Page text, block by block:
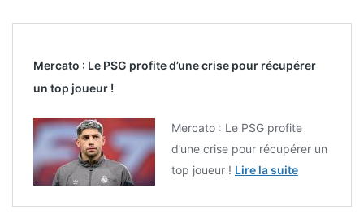
Mercato : Le PSG profite d’une crise pour récupérer
un top joueur !
Mercato : Le PSG profite
d’une crise pour récupérer un
top joueur ! Lire la suite